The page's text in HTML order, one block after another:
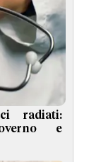
radiati:
e